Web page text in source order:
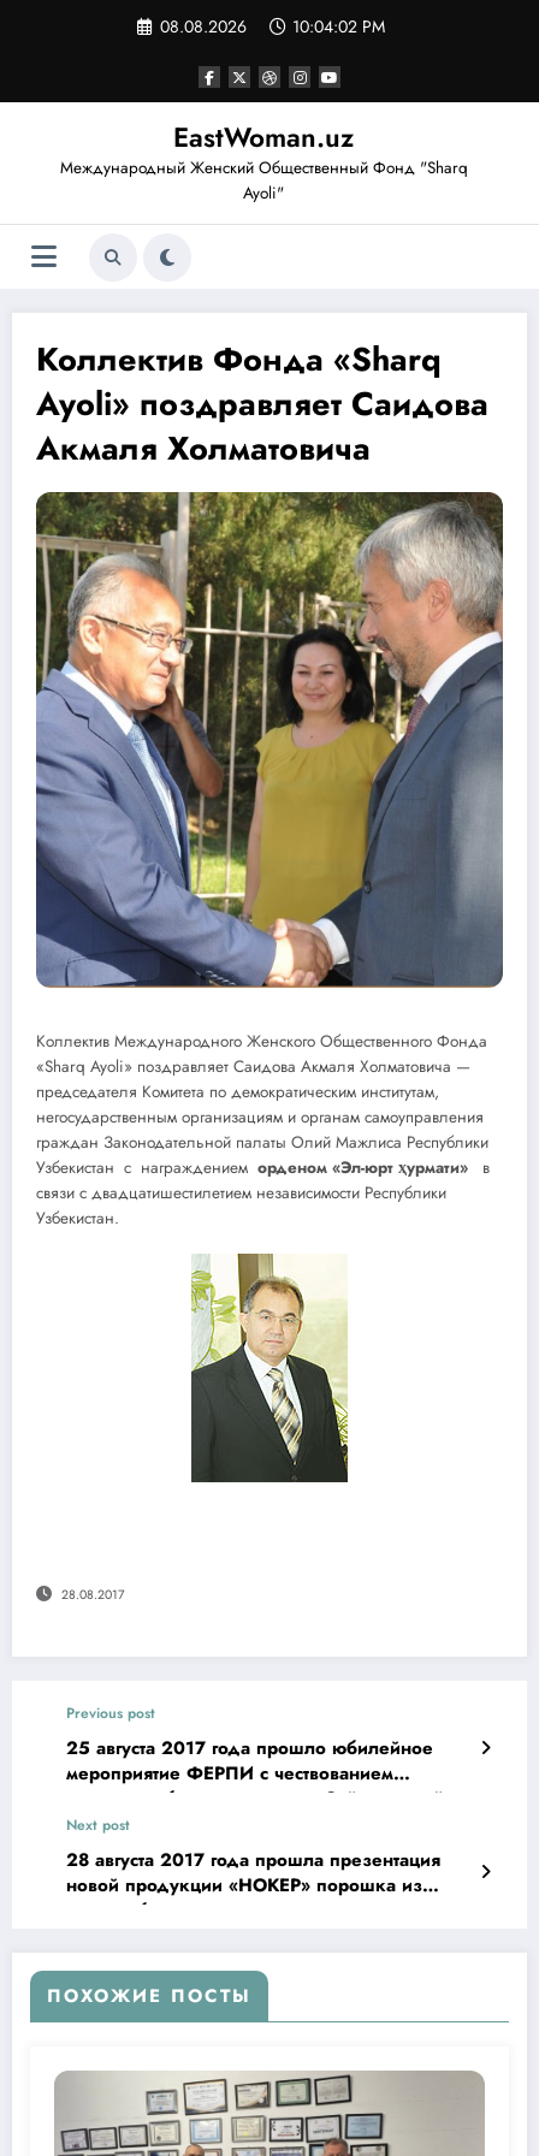
08.08.2026 10:04:03 PM
EastWoman.uz
Международный Женский Общественный Фонд "Sharq
Ayoli"
Коллектив Фонда «Sharq
Ayoli» поздравляет Саидова
Акмаля Холматовича
Коллектив Международного Женского Общественного Фонда
«Sharq Ayoli» поздравляет Саидова Акмаля Холматовича —
председателя Комитета по демократическим институтам,
негосударственным организациям и органам самоуправления
граждан Законодательной палаты Олий Мажлиса Республики
Узбекистан с награждением орденом «Эл-юрт ҳурмати» в
связи с двадцатишестилетием независимости Республики
Узбекистан.
28.08.2017
Previous post
25 августа 2017 года прошло юбилейное
мероприятие ФЕРПИ с чествованием
прфессора,бывшего ректора Сайдалиевой
М.С.
Next post
28 августа 2017 года прошла презентация
новой продукции «НОКЕР» порошка из
топинамбура
ПОХОЖИЕ ПОСТЫ